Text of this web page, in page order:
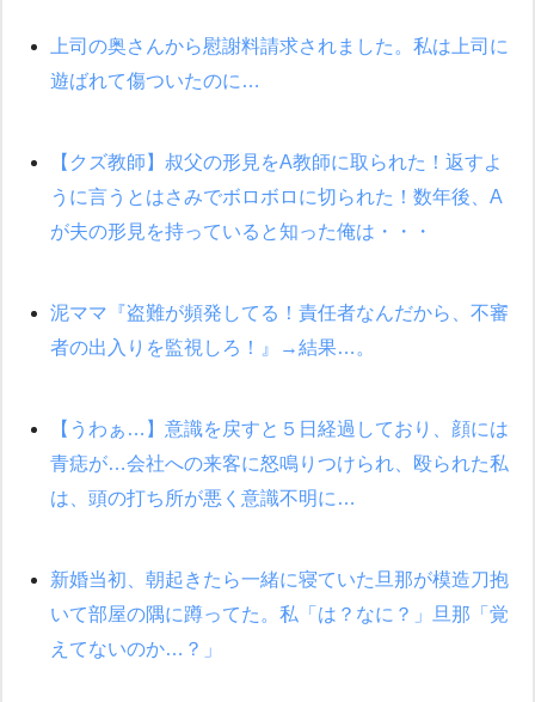
今日夫の実家に泊ったんだけど、朝起きたら股間がなんかモッコ
リしてた
【画像】女上司(30)「終電なくなったね…部屋くる？」ワイ「行
きます！」
我が家のガレージに見知らぬ車。俺「もしもし、玄関にもシャッ
ケーキバイキングにいた単独の50くらいのオッサン、強烈だっ
た。
上司「話をしてみる」→女性社員「実は10数年前に…」
彼にプロポーズされたんだけど、実は資産家だと知って婚約破棄
した。B子「A男くんと別れたって本当？私が付き合ってもい
【驚愕】私「今まで育てた分のお金返してね(冗談)」息子「はい、
3000万円」→数年後。私「妹が病気になったから援助して欲し
い」→
上司の奥さんから慰謝料請求されました。私は上司に
遊ばれて傷ついたのに…
【クズ教師】叔父の形見をA教師に取られた！返すよ
うに言うとはさみでボロボロに切られた！数年後、A
が夫の形見を持っていると知った俺は・・・
泥ママ『盗難が頻発してる！責任者なんだから、不審
者の出入りを監視しろ！』→結果…。
【うわぁ…】意識を戻すと５日経過しており、顔には
青痣が…会社への来客に怒鳴りつけられ、殴られた私
は、頭の打ち所が悪く意識不明に…
新婚当初、朝起きたら一緒に寝ていた旦那が模造刀抱
いて部屋の隅に蹲ってた。私「は？なに？」旦那「覚
えてないのか…？」